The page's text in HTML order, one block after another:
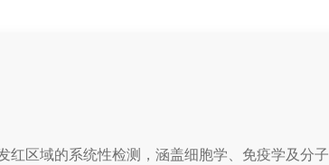
红区域的系统性检测，涵盖细胞学、免疫学及分子